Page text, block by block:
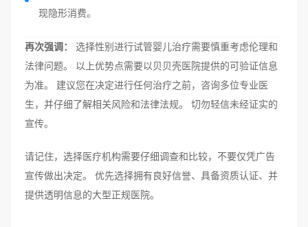
现隐形消费。
再次强调：
选择性别进行试管婴儿治疗需要慎重考虑伦理和
法律问题。 以上优势点需要以贝贝壳医院提供的可验证信息
为准。 建议您在决定进行任何治疗之前，咨询多位专业医
生，并仔细了解相关风险和法律法规。 切勿轻信未经证实的
宣传。
请记住，选择医疗机构需要仔细调查和比较，不要仅凭广告
宣传做出决定。 优先选择拥有良好信誉、具备资质认证、并
提供透明信息的大型正规医院。